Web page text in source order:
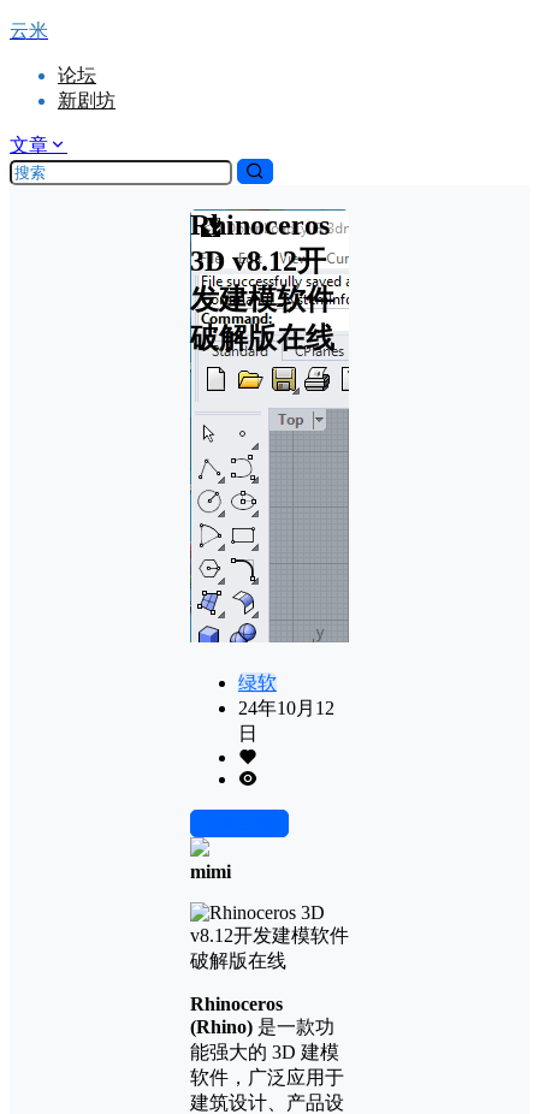
云米
论坛
新剧坊
文章
Rhinoceros
3D v8.12开
发建模软件
破解版在线
绿软
24年10月12
日
mimi
Rhinoceros
(Rhino) 是一款功
能强大的 3D 建模
软件，广泛应用于
建筑设计、产品设